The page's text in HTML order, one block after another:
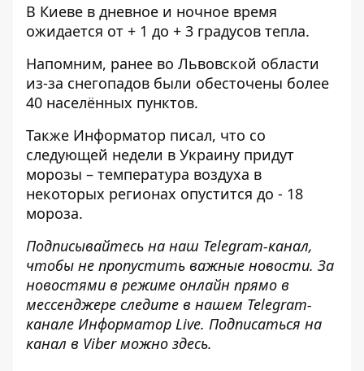
В Киеве в дневное и ночное время
ожидается от + 1 до + 3 градусов тепла.
Напомним, ранее во Львовской области
из-за снегопадов были обесточены более
40 населённых пунктов.
Также Информатор писал, что со
следующей недели в Украину придут
морозы – температура воздуха в
некоторых регионах опустится до - 18
мороза.
Подписывайтесь на наш Telegram-канал,
чтобы не пропустить важные новости. За
новостями в режиме онлайн прямо в
мессенджере следите в нашем Telegram-
канале Информатор Live. Подписаться на
канал в Viber можно здесь.